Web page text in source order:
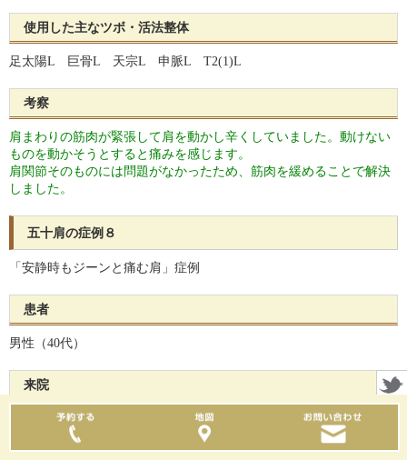
使用した主なツボ・活法整体
足太陽L 巨骨L 天宗L 申脈L T2(1)L
考察
肩まわりの筋肉が緊張して肩を動かし辛くしていました。動けない
ものを動かそうとすると痛みを感じます。
肩関節そのものには問題がなかったため、筋肉を緩めることで解決
しました。
五十肩の症例８
「安静時もジーンと痛む肩」症例
患者
男性（40代）
来院
2019年3月